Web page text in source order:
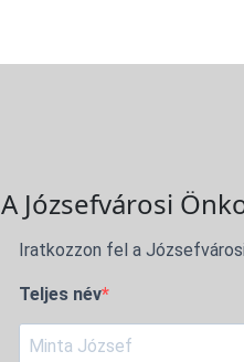
A Józsefvárosi
Iratkozzon fel a
Teljes név